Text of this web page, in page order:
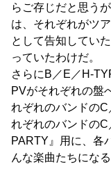
らご存じだと思う
は、それぞれがツ
として告知してい
っていたわけだ。
さらにB／E／H-
PVがそれぞれの盤
れぞれのバンドの
れぞれのバンドの
PARTY』用に、各
んな楽曲たちにな